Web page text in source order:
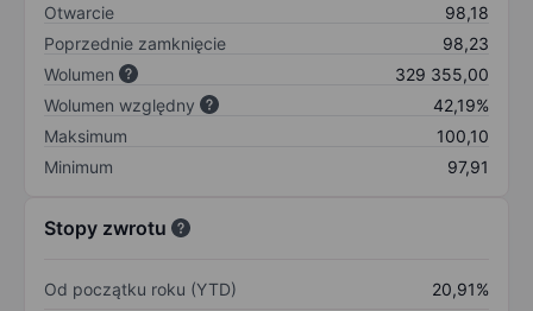
Otwarcie
98,18
Poprzednie zamknięcie
98,23
Wolumen
329 355,00
Wolumen względny
42,19%
Maksimum
100,10
Minimum
97,91
Stopy zwrotu
Od początku roku (YTD)
20,91%